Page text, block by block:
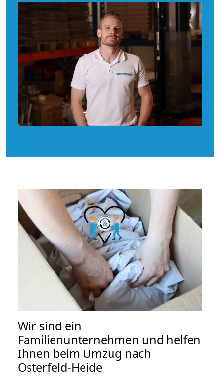
Wir sind ein
Familienunternehmen und helfen
Ihnen beim Umzug nach
Osterfeld-Heide